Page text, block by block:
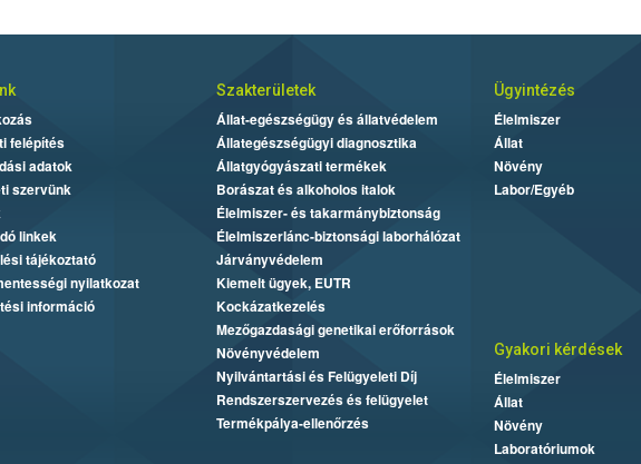
felépítés
adatok
szervünk
linkek
tájékoztató
nyilatkozat
információ
Szakterületek
Állat-egészségügy és állatvédelem
Állategészségügyi diagnosztika
Állatgyógyászati termékek
Borászat és alkoholos italok
Élelmiszer- és takarmánybiztonság
Élelmiszerlánc-biztonsági laborhálózat
Járványvédelem
Kiemelt ügyek, EUTR
Kockázatkezelés
Mezőgazdasági genetikai erőforrások
Növényvédelem
Nyilvántartási és Felügyeleti Díj
Rendszerszervezés és felügyelet
Termékpálya-ellenőrzés
Ügyintézés
Élelmiszer
Állat
Növény
Labor/Egyéb
Gyakori kérdések
Élelmiszer
Állat
Növény
Laboratóriumok